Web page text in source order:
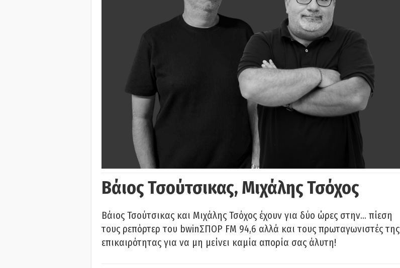
Βάιος Τσούτσικας, Μιχάλης Τσόχος
Βάιος Τσούτσικας και Μιχάλης Τσόχος έχουν για δύο ώρες στην… πίεση
τους ρεπόρτερ του bwinΣΠΟΡ FM 94,6 αλλά και τους πρωταγωνιστές της
επικαιρότητας για να μη μείνει καμία απορία σας άλυτη!